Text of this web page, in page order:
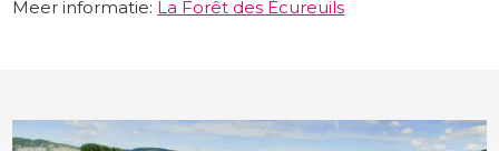
Meer informatie: La Forêt des Écureuils